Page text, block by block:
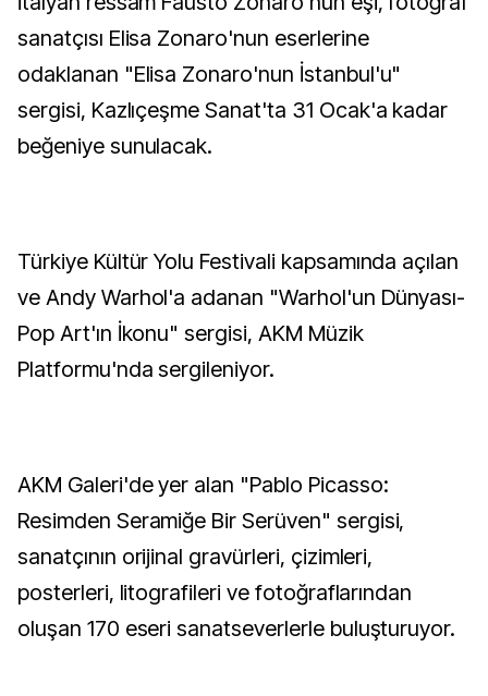
sanatçısı Elisa Zonaro'nun eserlerine
odaklanan "Elisa Zonaro'nun İstanbul'u"
sergisi, Kazlıçeşme Sanat'ta 31 Ocak'a kadar
beğeniye sunulacak.
Türkiye Kültür Yolu Festivali kapsamında açılan
ve Andy Warhol'a adanan "Warhol'un Dünyası-
Pop Art'ın İkonu" sergisi, AKM Müzik
Platformu'nda sergileniyor.
AKM Galeri'de yer alan "Pablo Picasso:
Resimden Seramiğe Bir Serüven" sergisi,
sanatçının orijinal gravürleri, çizimleri,
posterleri, litografileri ve fotoğraflarından
oluşan 170 eseri sanatseverlerle buluşturuyor.